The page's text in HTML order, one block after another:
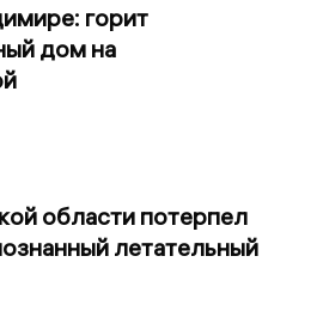
горит
дом на
области потерпел
летательный